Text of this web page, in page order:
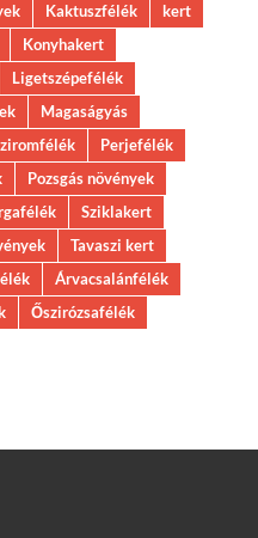
Kaktuszfélék
kert
Konyhakert
Ligetszépefélék
Magaságyás
Perjefélék
Pozsgás növények
Sziklakert
Tavaszi kert
Árvacsalánfélék
Őszirózsafélék